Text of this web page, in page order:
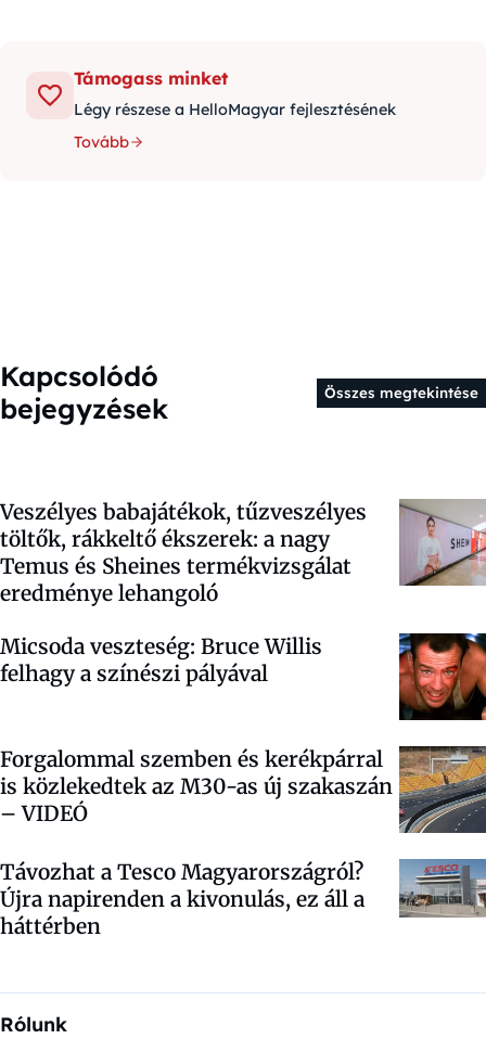
Támogass minket
Légy részese a HelloMagyar fejlesztésének
Tovább
Kapcsolódó
bejegyzések
Összes megtekintése
Veszélyes babajátékok, tűzveszélyes
töltők, rákkeltő ékszerek: a nagy
Temus és Sheines termékvizsgálat
eredménye lehangoló
Micsoda veszteség: Bruce Willis
felhagy a színészi pályával
Forgalommal szemben és kerékpárral
is közlekedtek az M30-as új szakaszán
–VIDEÓ
Távozhat a Tesco Magyarországról?
Újra napirenden a kivonulás, ez áll a
háttérben
Rólunk